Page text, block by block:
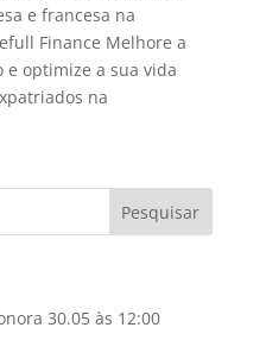
e francesa na
Finance Melhore a
optimize a sua vida
na
30.05 às 12:00